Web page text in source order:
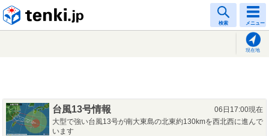
検索 メニュー
現在地
台風13号情報
06日17:00現在
大型で強い台風13号が南大東島の北東約130kmを西北西に進んで
います